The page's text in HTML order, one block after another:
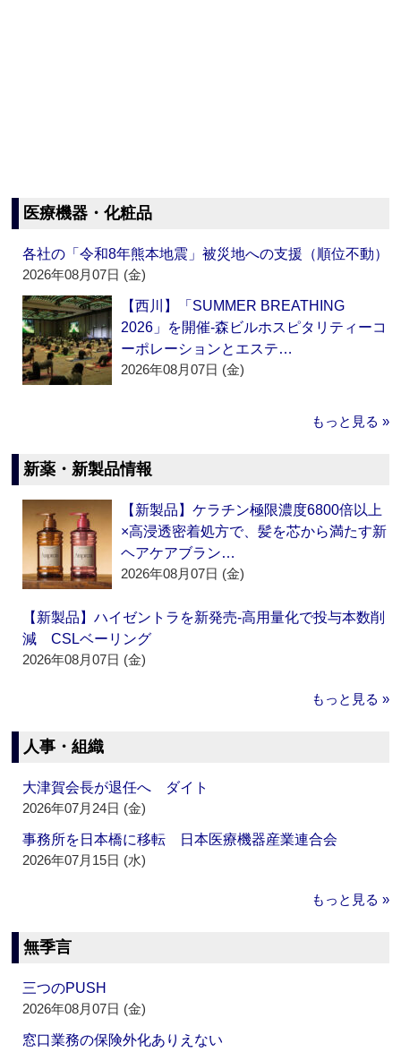
医療機器・化粧品
各社の「令和8年熊本地震」被災地への支援（順位不動）
2026年08月07日 (金)
【西川】「SUMMER BREATHING
2026」を開催‐森ビルホスピタリティーコ
ーポレーションとエステ…
2026年08月07日 (金)
もっと見る »
新薬・新製品情報
【新製品】ケラチン極限濃度6800倍以上
×高浸透密着処方で、髪を芯から満たす新
ヘアケアブラン…
2026年08月07日 (金)
【新製品】ハイゼントラを新発売‐高用量化で投与本数削
減 CSLベーリング
2026年08月07日 (金)
もっと見る »
人事・組織
大津賀会長が退任へ ダイト
2026年07月24日 (金)
事務所を日本橋に移転 日本医療機器産業連合会
2026年07月15日 (水)
もっと見る »
無季言
三つのPUSH
2026年08月07日 (金)
窓口業務の保険外化ありえない